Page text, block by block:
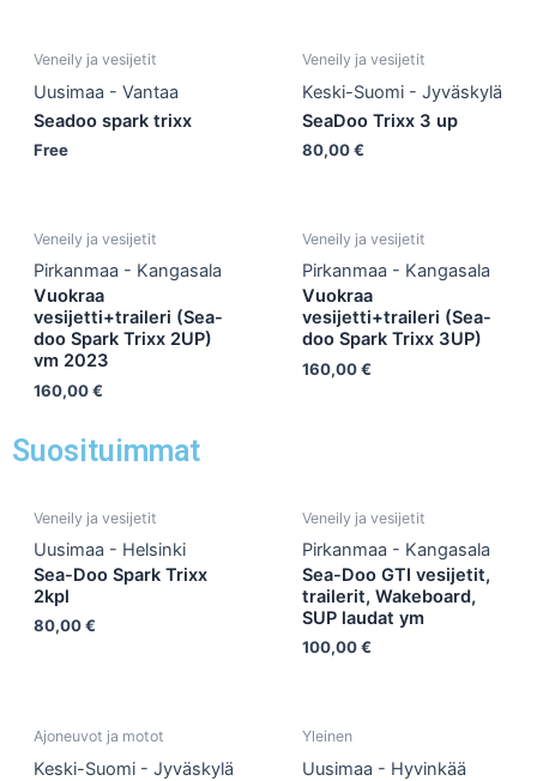
Veneily ja vesijetit
Uusimaa - Vantaa
Seadoo spark trixx
Free
Veneily ja vesijetit
Keski-Suomi - Jyväskylä
SeaDoo Trixx 3 up
80,00€
Veneily ja vesijetit
Pirkanmaa - Kangasala
Vuokraa
vesijetti+traileri (Sea-
doo Spark Trixx 2UP)
vm 2023
160,00€
Veneily ja vesijetit
Pirkanmaa - Kangasala
Vuokraa
vesijetti+traileri (Sea-
doo Spark Trixx 3UP)
160,00€
Suosituimmat
Veneily ja vesijetit
Uusimaa - Helsinki
Sea-Doo Spark Trixx
2kpl
80,00€
Veneily ja vesijetit
Pirkanmaa - Kangasala
Sea-Doo GTI vesijetit,
trailerit, Wakeboard,
SUP laudat ym
100,00€
Ajoneuvot ja motot
Keski-Suomi - Jyväskylä
Yleinen
Uusimaa - Hyvinkää